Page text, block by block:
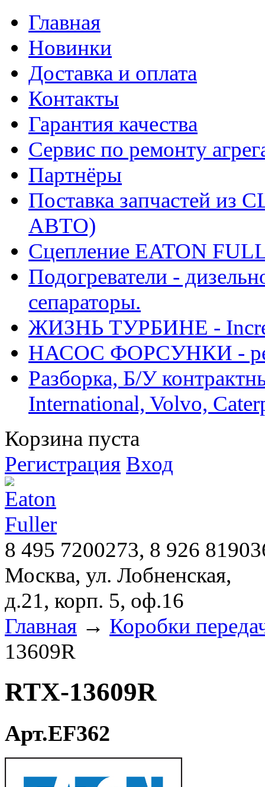
Главная
Новинки
Доставка и оплата
Контакты
Гарантия качества
Сервис по ремонту
Партнёры
Поставка запчастей
АВТО)
Сцепление EATON
Подогреватели -
сепараторы.
ЖИЗНЬ ТУРБИНЕ -
НАСОС ФОРСУНКИ -
Разборка, Б/У
International, Volvo,
Корзина пуста
Регистрация Вход
8 495 7200273, 8 926
Москва, ул. Лобненская,
д.21, корп. 5, оф.16
Главная → Коробки
13609R
RTX-13609R
Арт.EF362